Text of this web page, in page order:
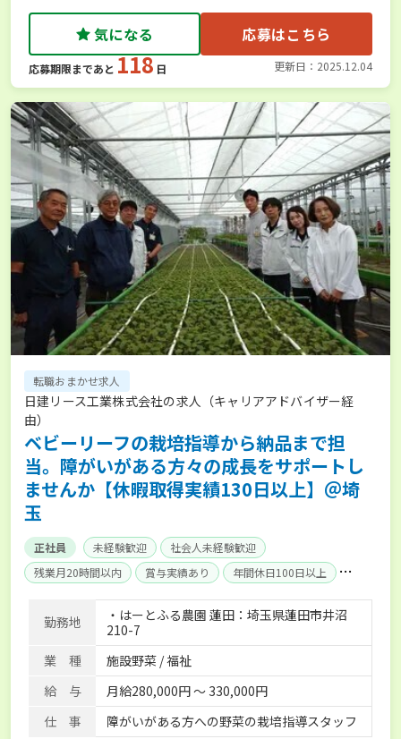
気になる 応募はこちら
応募期限まであと 118 日 更新日：2025.12.04
転職おまかせ求人
日建リース工業株式会社の求人（キャリアアドバイザー経
由）
ベビーリーフの栽培指導から納品まで担
当。障がいがある方々の成長をサポートし
ませんか【休暇取得実績130日以上】＠埼
玉
正社員 未経験歓迎
社会人未経験歓迎
残業月20時間以内
賞与実績あり
年間休日100日以上
産休･育休取得実績あり
社会保険完備
寮･社宅相談可
勤務地
・はーとふる農園 蓮田：埼玉県蓮田市井沼
210-7
業 種
施設野菜 / 福祉
給 与
月給280,000円 〜 330,000円
仕 事
障がいがある方への野菜の栽培指導スタッフ